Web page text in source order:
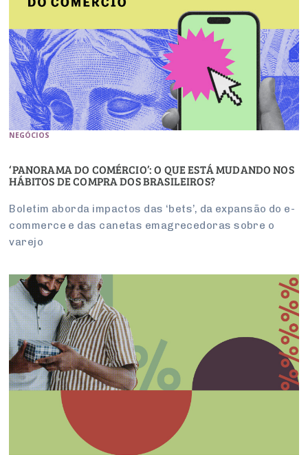
NEGÓCIOS
‘PANORAMA DO COMÉRCIO’: O QUE ESTÁ MUDANDO NOS
HÁBITOS DE COMPRA DOS BRASILEIROS?
Boletim aborda impactos das ‘bets’, da expansão do e-
commerce e das canetas emagrecedoras sobre o
varejo